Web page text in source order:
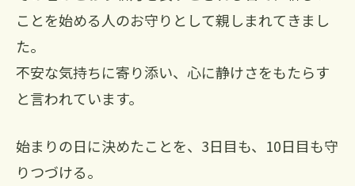
ことを始める人のお守りとして親しまれてきまし
た。
不安な気持ちに寄り添い、心に静けさをもたらす
と言われています。
始まりの日に決めたことを、3日目も、10日目も守
りつづける。